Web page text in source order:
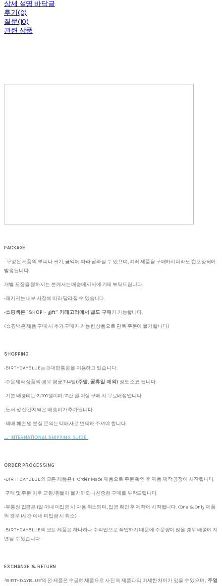
상세 설명 바닥글
후기(0)
질문(10)
관련 상품
PACKAGE
-구성은 제품의 부피나 크기, 금액에 따라 달라질 수 있으며, 여러 제품을 구매하시더라도 합포장되어
발송됩니다.
개별 포장을 원하시는 분께서는 배송메시지에 기재 부탁드립니다.
-패키지는 내부 사정에 따라 달라질 수 있습니다.
-쇼핑백은 "SHOP - gift" 카테고리에서 별도 구매 가 가능합니다.
(쇼핑백은 제품 구매 시 추가 구매가 가능한 상품으로 단독 주문이 불가합니다)
SHOPPING
-BIRTHDAYBLUE는 CJ대한통운을 이용하고 있습니다.
-주문제작 상품의 경우 평균 7-14일(주말, 공휴일 제외) 정도 소요 됩니다.
-기본 배송비는 3,000원이며, 10만 원 이상 구매 시 무료배송입니다.
-도서 및 산간지역은 배송비가 추가됩니다.
-택배 훼손 및 분실 문의는 택배사로 연락해 주셔야 합니다.
→ INTERNATIONAL SHIPPING GUIDE
ORDER PROCESSING
-BIRTHDAYBLUE의 모든 제품은 1:1 Order Made 제품으로 주문 확인 후 제품 제작 공정이 시작됩니다.
구매 및 주문 이후 교환/환불이 불가하오니 신중한 구매를 부탁드립니다.
-무통장 입금은 1일 이내 미입금 시 자동 취소되며, 입금 확인 후 제작이 시작됩니다. (One & Only 제품
의 경우 1시간 이내 미입금 시 취소)
-BIRTHDAYBLUE의 모든 제품은 하나하나 수작업으로 작업하기 때문에 주문량이 많을 경우 배송이 지
연될 수 있습니다.
EXCHANGE & RETURN
-'BIRTHDAYBLUE'의 전 제품은 수공예 제품으로 사진 속 제품과의 미세한 차이가 있을 수 있으며, 주얼